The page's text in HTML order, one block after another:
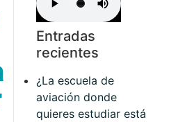
Entradas
recientes
¿La escuela de
aviación donde
quieres estudiar está